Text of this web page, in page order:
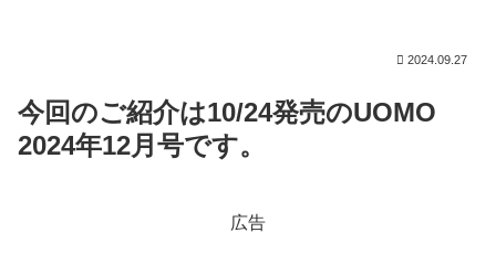
2024.09.27
今回のご紹介は10/24発売のUOMO
2024年12月号です。
広告